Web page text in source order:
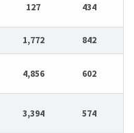
127 434
1,772 842
4,856 602
3,394 574